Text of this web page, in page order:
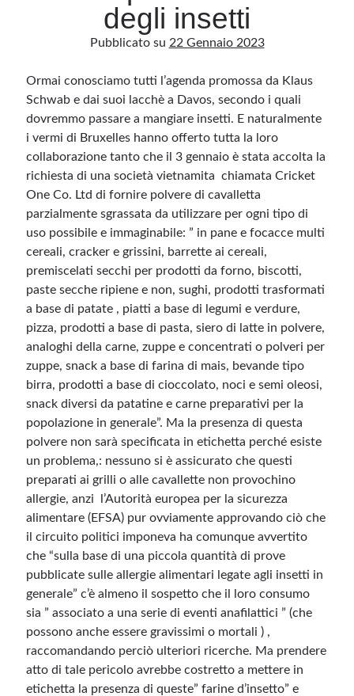
Categorie
Questo blog non rappresenta una testata giornalistica, in quanto viene aggiornato
senza alcuna periodicità. Non può pertanto considerarsi un prodotto editoriale ai
sensi della legge n· 62 del 7.03.2001. L’autore non è responsabile di quanto
pubblicato dai lettori nei commenti ai vari post. Saranno comunque cancellati quelli
ritenuti offensivi o lesivi dell’immagine o dell’onorabilità di terzi, di genere spam,
razzisti o che contengano dati personali non conformi al rispetto delle norme sulla
privacy. Alcune immagini inserite in questo blog sono tratte da Internet e, pertanto,
diritti d’autore, vi invito a comunicarlo via e-mail a info[at]dinovalle.it e saranno
tramite link né del loro contenuto, che può essere soggetto a variazioni nel tempo.
Accedi
Feed dei contenuti
Feed dei commenti
WordPress.org
degli insetti
Pubblicato su 22 Gennaio 2023
Ormai conosciamo tutti l’agenda promossa da Klaus
Schwab e dai suoi lacchè a Davos, secondo i quali
dovremmo passare a mangiare insetti. E naturalmente
i vermi di Bruxelles hanno offerto tutta la loro
collaborazione tanto che il 3 gennaio è stata accolta la
richiesta di una società vietnamita chiamata Cricket
One Co. Ltd di fornire polvere di cavalletta
parzialmente sgrassata da utilizzare per ogni tipo di
uso possibile e immaginabile: ” in pane e focacce multi
cereali, cracker e grissini, barrette ai cereali,
premiscelati secchi per prodotti da forno, biscotti,
paste secche ripiene e non, sughi, prodotti trasformati
a base di patate , piatti a base di legumi e verdure,
pizza, prodotti a base di pasta, siero di latte in polvere,
analoghi della carne, zuppe e concentrati o polveri per
zuppe, snack a base di farina di mais, bevande tipo
birra, prodotti a base di cioccolato, noci e semi oleosi,
snack diversi da patatine e carne preparativi per la
popolazione in generale”. Ma la presenza di questa
polvere non sarà specificata in etichetta perché esiste
un problema,: nessuno si è assicurato che questi
preparati ai grilli o alle cavallette non provochino
allergie, anzi l’Autorità europea per la sicurezza
alimentare (EFSA) pur ovviamente approvando ciò che
il circuito politici imponeva ha comunque avvertito
che “sulla base di una piccola quantità di prove
pubblicate sulle allergie alimentari legate agli insetti in
generale” c’è almeno il sospetto che il loro consumo
sia ” associato a una serie di eventi anafilattici ” (che
possono anche essere gravissimi o mortali ) ,
raccomandando perciò ulteriori ricerche. Ma prendere
atto di tale pericolo avrebbe costretto a mettere in
etichetta la presenza di queste” farine d’insetto” e